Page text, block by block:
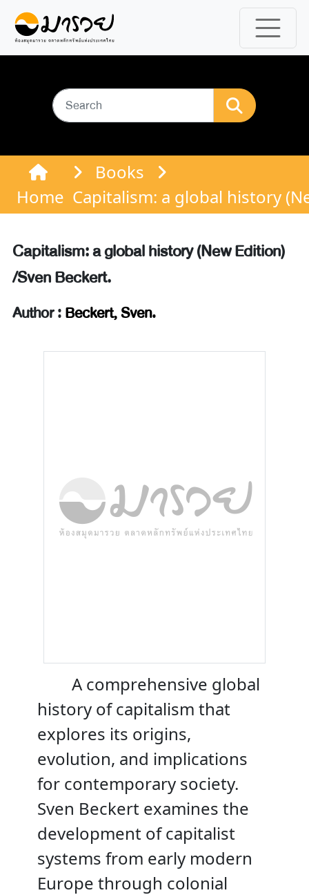
Home
Books
Capitalism: a global history
Capitalism: a global history (New Edition)
/Sven Beckert.
Author :Beckert, Sven.
A comprehensive global
history of capitalism that
explores its origins,
evolution, and implications
for contemporary society.
Sven Beckert examines the
development of capitalist
systems from early modern
Europe through colonial